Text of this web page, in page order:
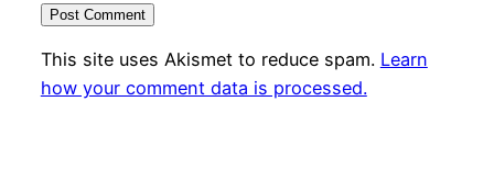
This site uses Akismet to reduce spam. Learn
how your comment data is processed.